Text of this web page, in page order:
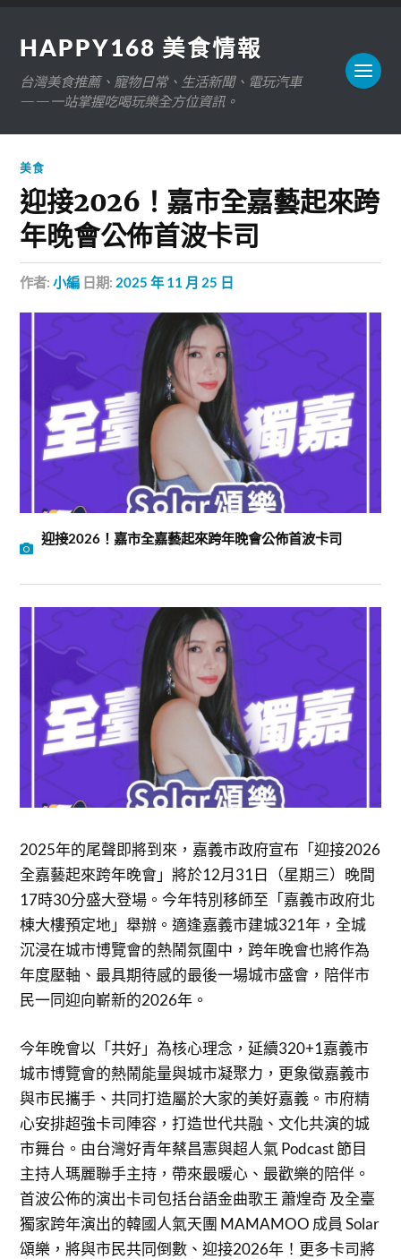
HAPPY168 美食情報
台灣美食推薦、寵物日常、生活新聞、電玩汽車
——一站掌握吃喝玩樂全方位資訊。
美食
迎接2026！嘉市全嘉藝起來跨
年晚會公佈首波卡司
作者:小編 日期: 2025 年 11 月 25 日
迎接2026！嘉市全嘉藝起來跨年晚會公佈首波卡司
2025年的尾聲即將到來，嘉義市政府宣布「迎接2026
全嘉藝起來跨年晚會」將於12月31日（星期三）晚間
17時30分盛大登場。今年特別移師至「嘉義市政府北
棟大樓預定地」舉辦。適逢嘉義市建城321年，全城
沉浸在城市博覽會的熱鬧氛圍中，跨年晚會也將作為
年度壓軸、最具期待感的最後一場城市盛會，陪伴市
民一同迎向嶄新的2026年。
今年晚會以「共好」為核心理念，延續320+1嘉義市
城市博覽會的熱鬧能量與城市凝聚力，更象徵嘉義市
與市民攜手、共同打造屬於大家的美好嘉義。市府精
心安排超強卡司陣容，打造世代共融、文化共演的城
市舞台。由台灣好青年蔡昌憲與超人氣 Podcast 節目
主持人瑪麗聯手主持，帶來最暖心、最歡樂的陪伴。
首波公佈的演出卡司包括台語金曲歌王 蕭煌奇 及全臺
獨家跨年演出的韓國人氣天團 MAMAMOO 成員 Solar
頌樂，將與市民共同倒數、迎接2026年！更多卡司將